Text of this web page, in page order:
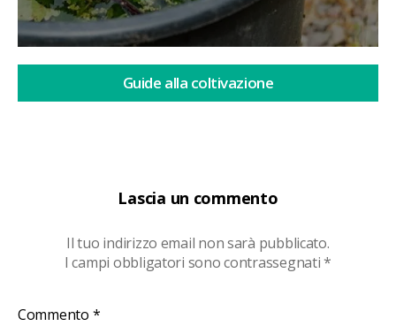
Lascia un commento
Il tuo indirizzo email non sarà pubblicato.
I campi obbligatori sono contrassegnati*
Commento *
Guide alla coltivazione